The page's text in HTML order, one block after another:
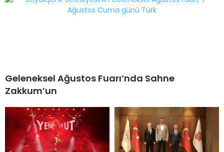
Geleneksel Ağustos Fuarı’nda Sahne
Zakkum’un